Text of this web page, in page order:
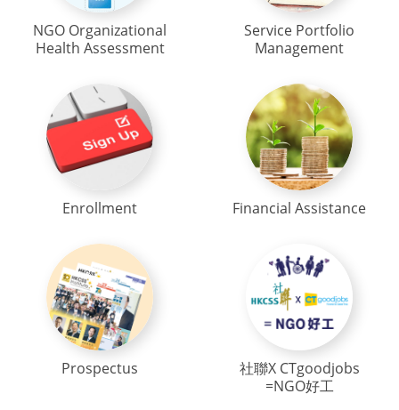
NGO Organizational
Health Assessment
Service Portfolio
Management
Enrollment Financial Assistance
Prospectus
社聯X CTgoodjobs
=NGO好工